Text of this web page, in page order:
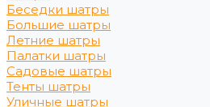
Беседки шатры
Большие шатры
Летние шатры
Палатки шатры
Садовые шатры
Тенты шатры
Уличные шатры